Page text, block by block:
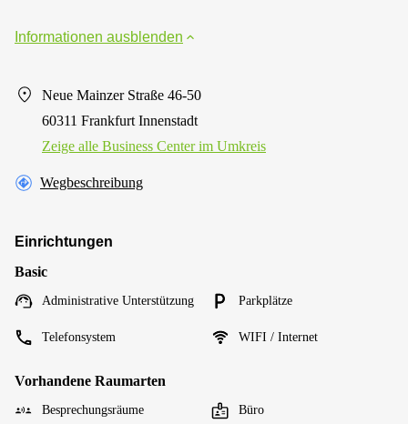
Informationen ausblenden
Neue Mainzer Straße 46-50
60311 Frankfurt Innenstadt
Zeige alle Business Center im Umkreis
Wegbeschreibung
Einrichtungen
Basic
Administrative Unterstützung Parkplätze
Telefonsystem WIFI / Internet
Vorhandene Raumarten
Besprechungsräume Büro